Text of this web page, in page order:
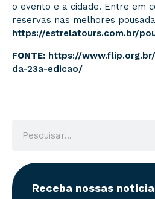
o evento e a cidade. Entre em
reservas nas melhores
https://estrelatours.com.br/
FONTE: https://
da-23a-edicao/
Receba nossas